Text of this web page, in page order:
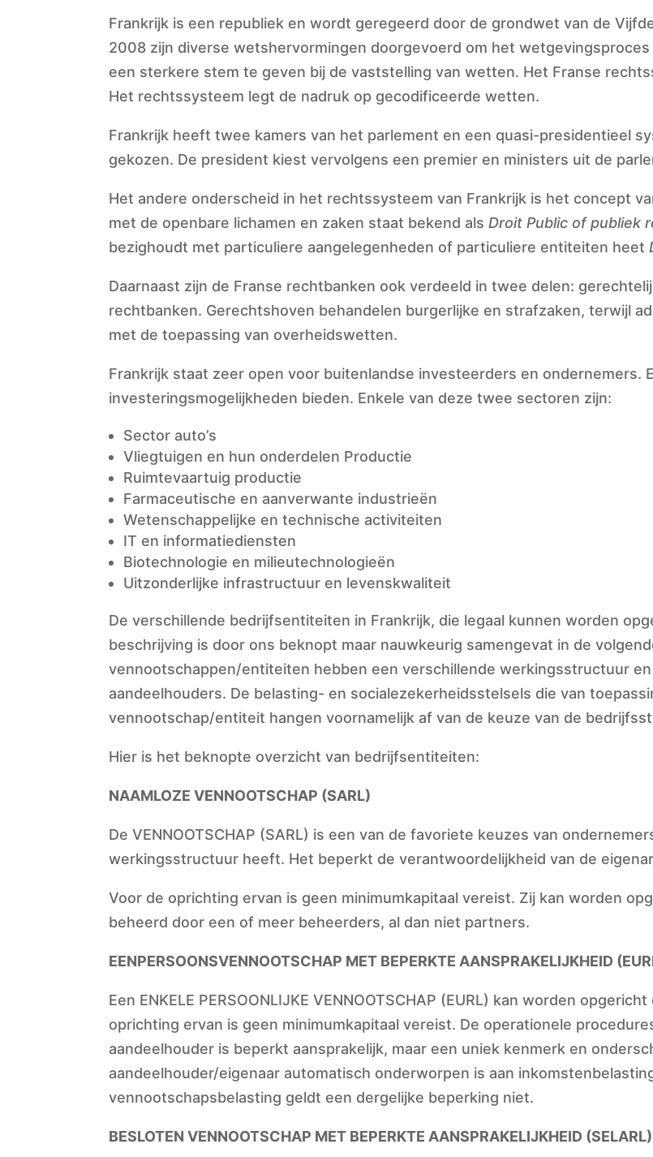
Frankrijk is een republiek en wordt geregeerd door de grondwet van de
2008 zijn diverse wetshervormingen doorgevoerd om het
een sterkere stem te geven bij de vaststelling van wetten. Het Franse
Het rechtssysteem legt de nadruk op gecodificeerde wetten.
Frankrijk heeft twee kamers van het parlement en een quasi-presidentieel
gekozen. De president kiest vervolgens een premier en ministers uit de
Het andere onderscheid in het rechtssysteem van Frankrijk is het concept
met de openbare lichamen en zaken staat bekend als Droit Public of publiek
bezighoudt met particuliere aangelegenheden of particuliere entiteiten heet
Daarnaast zijn de Franse rechtbanken ook verdeeld in twee delen:
rechtbanken. Gerechtshoven behandelen burgerlijke en strafzaken, terwijl
met de toepassing van overheidswetten.
Frankrijk staat zeer open voor buitenlandse investeerders en ondernemers.
investeringsmogelijkheden bieden. Enkele van deze twee sectoren zijn:
Sector auto’s
Vliegtuigen en hun onderdelen Productie
Ruimtevaartuig productie
Farmaceutische en aanverwante industrieën
Wetenschappelijke en technische activiteiten
IT en informatiediensten
Biotechnologie en milieutechnologieën
Uitzonderlijke infrastructuur en levenskwaliteit
De verschillende bedrijfsentiteiten in Frankrijk, die legaal kunnen worden
beschrijving is door ons beknopt maar nauwkeurig samengevat in de
vennootschappen/entiteiten hebben een verschillende werkingsstructuur
aandeelhouders. De belasting- en socialezekerheidsstelsels die van
vennootschap/entiteit hangen voornamelijk af van de keuze van de
Hier is het beknopte overzicht van bedrijfsentiteiten:
NAAMLOZE VENNOOTSCHAP (SARL)
De VENNOOTSCHAP (SARL) is een van de favoriete keuzes van
werkingsstructuur heeft. Het beperkt de verantwoordelijkheid van de
Voor de oprichting ervan is geen minimumkapitaal vereist. Zij kan worden
beheerd door een of meer beheerders, al dan niet partners.
EENPERSOONSVENNOOTSCHAP MET BEPERKTE AANSPRAKELIJKHEID
Een ENKELE PERSOONLIJKE VENNOOTSCHAP (EURL) kan worden
oprichting ervan is geen minimumkapitaal vereist. De operationele
aandeelhouder is beperkt aansprakelijk, maar een uniek kenmerk en
aandeelhouder/eigenaar automatisch onderworpen is aan
vennootschapsbelasting geldt een dergelijke beperking niet.
BESLOTEN VENNOOTSCHAP MET BEPERKTE AANSPRAKELIJKHEID (SELARL)